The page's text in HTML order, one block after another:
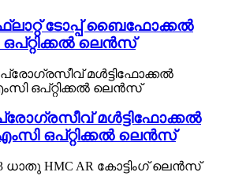
ഫ്ലാറ്റ് ടോപ്പ് ബൈഫോക്കൽ
ഒപ്റ്റിക്കൽ ലെൻസ്
പ്രോഗ്രസീവ് മൾട്ടിഫോക്കൽ
ഒപ്റ്റിക്കൽ ലെൻസ്